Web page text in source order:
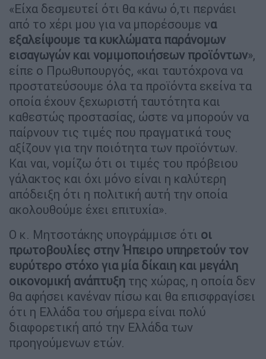
«Είχα δεσμευτεί ότι θα κάνω ό,τι περνάει
από το χέρι μου για να μπορέσουμε να
εξαλείψουμε τα κυκλώματα παράνομων
εισαγωγών και νομιμοποιήσεων προϊόντων»,
είπε ο Πρωθυπουργός, «και ταυτόχρονα να
προστατεύσουμε όλα τα προϊόντα εκείνα τα
οποία έχουν ξεχωριστή ταυτότητα και
καθεστώς προστασίας, ώστε να μπορούν να
παίρνουν τις τιμές που πραγματικά τους
αξίζουν για την ποιότητα των προϊόντων.
Και ναι, νομίζω ότι οι τιμές του πρόβειου
γάλακτος και όχι μόνο είναι η καλύτερη
απόδειξη ότι η πολιτική αυτή την οποία
ακολουθούμε έχει επιτυχία».
Ο κ. Μητσοτάκης υπογράμμισε ότι οι
πρωτοβουλίες στην Ήπειρο υπηρετούν τον
ευρύτερο στόχο για μία δίκαιη και μεγάλη
οικονομική ανάπτυξη της χώρας, η οποία δεν
θα αφήσει κανέναν πίσω και θα επισφραγίσει
ότι η Ελλάδα του σήμερα είναι πολύ
διαφορετική από την Ελλάδα των
προηγούμενων ετών.